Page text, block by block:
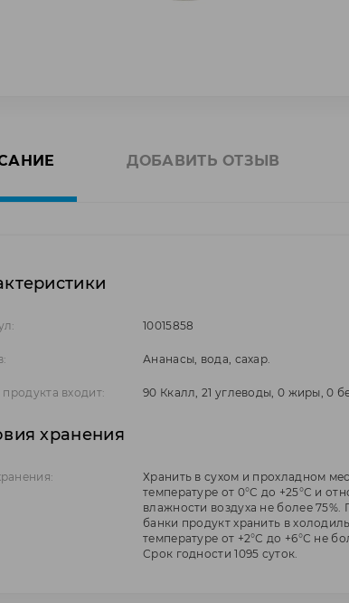
ДОБАВИТЬ ОТЗЫВ
10015858
Ананасы, вода, сахар.
продукта входит: 90 Ккалл, 21 углеводы, 0 жиры, 0
хранения
Хранить в сухом и прохладном
температуре от 0°C до +25°С и
влажности воздуха не более 75%.
банки продукт хранить в
температуре от +2°С до +6°С не
Срок годности 1095 суток.